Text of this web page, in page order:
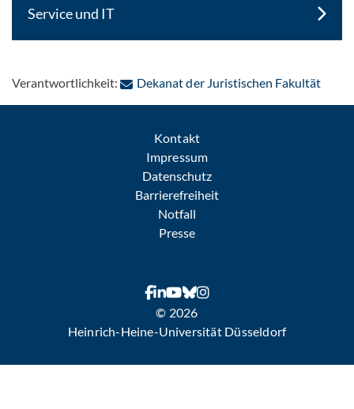
Service und IT
Verantwortlichkeit: Dekanat der Juristischen Fakultät: Per
Kontakt
Impressum
Datenschutz
Barrierefreiheit
Notfall
Presse
© 2026
Heinrich-Heine-Universität Düsseldorf